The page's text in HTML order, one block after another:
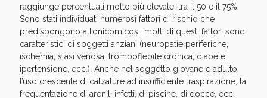
raggiunge percentuali molto più elevate, tra il 50 e il 75%.
Sono stati individuati numerosi fattori di rischio che
predispongono all’onicomicosi; molti di questi fattori sono
caratteristici di soggetti anziani (neuropatie periferiche,
ischemia, stasi venosa, tromboflebite cronica, diabete,
ipertensione, ecc.). Anche nel soggetto giovane e adulto,
l’uso crescente di calzature ad insufficiente traspirazione, la
frequentazione di arenili infetti, di piscine, di docce, ecc.
Sconto fino al 55% disponibile oggi!